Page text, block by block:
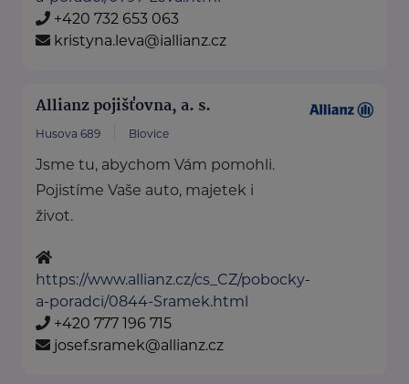
+420 732 653 063
kristyna.leva@iallianz.cz
Allianz pojišťovna, a. s.
Husova 689 Blovice
Jsme tu, abychom Vám pomohli.
Pojistíme Vaše auto, majetek i
život.
https://www.allianz.cz/cs_CZ/pobocky-
a-poradci/0844-Sramek.html
+420 777 196 715
josef.sramek@allianz.cz